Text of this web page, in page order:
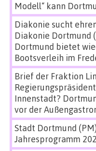
Modell“ kann
Diakonie sucht
Diakonie Dortmund
Dortmund bietet
Bootsverleih im
Brief der Fraktion
Innenstadt?
vor der
Stadt Dortmund
Jahresprogramm